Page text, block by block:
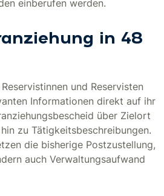
einberufen werden.
in 48
und Reservisten
Informationen direkt auf ihr
über Zielort
zu Tätigkeitsbeschreibungen.
die bisherige Postzustellung,
auch Verwaltungsaufwand